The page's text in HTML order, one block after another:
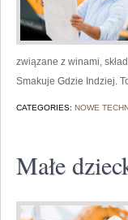
związane z winami,
Smakuje Gdzie Indziej.
CATEGORIES: NOWE
Małe